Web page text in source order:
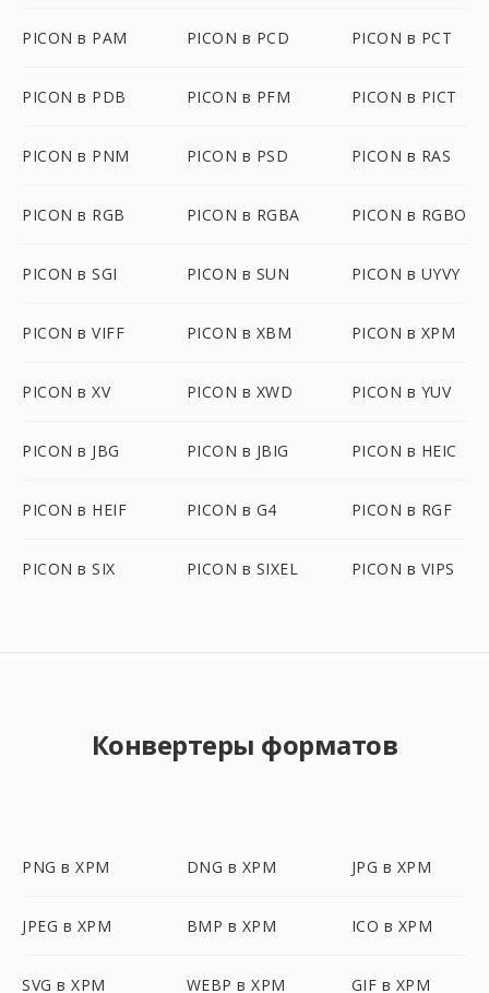
PICON в PAM PICON в PCD PICON в PCT
PICON в PDB PICON в PFM PICON в PICT
PICON в PNM PICON в PSD PICON в RAS
PICON в RGB PICON в RGBA PICON в RGBO
PICON в SGI PICON в SUN PICON в UYVY
PICON в VIFF PICON в XBM PICON в XPM
PICON в XV PICON в XWD PICON в YUV
PICON в JBG PICON в JBIG PICON в HEIC
PICON в HEIF PICON в G4 PICON в RGF
PICON в SIX PICON в SIXEL PICON в VIPS
Конвертеры форматов
PNG в XPM DNG в XPM JPG в XPM
JPEG в XPM BMP в XPM ICO в XPM
SVG в XPM WEBP в XPM GIF в XPM